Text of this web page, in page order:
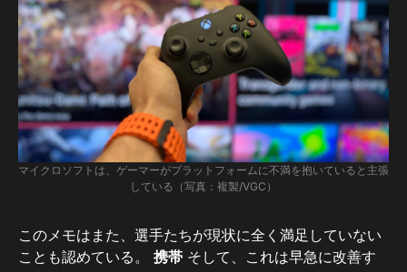
マイクロソフトは、ゲーマーがプラットフォームに不満を抱いていると主張
している（写真：複製/VGC）
このメモはまた、選手たちが現状に全く満足していない
ことも認めている。 携帯 そして、これは早急に改善す